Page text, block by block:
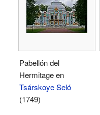
Pabellón del
Hermitage en
Tsárskoye Seló
(1749)